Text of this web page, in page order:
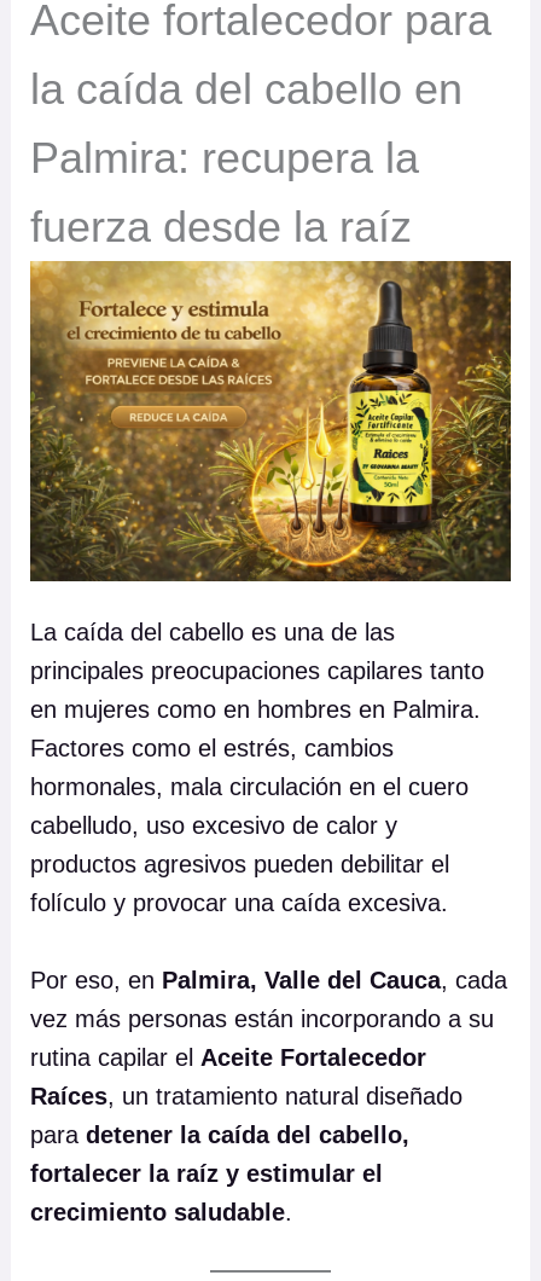
Aceite fortalecedor para
la caída del cabello en
Palmira: recupera la
fuerza desde la raíz
La caída del cabello es una de las
principales preocupaciones capilares tanto
en mujeres como en hombres en Palmira.
Factores como el estrés, cambios
hormonales, mala circulación en el cuero
cabelludo, uso excesivo de calor y
productos agresivos pueden debilitar el
folículo y provocar una caída excesiva.
Por eso, en Palmira, Valle del Cauca, cada
vez más personas están incorporando a su
rutina capilar el Aceite Fortalecedor
Raíces, un tratamiento natural diseñado
paradetener la caída del cabello,
fortalecer la raíz y estimular el
crecimiento saludable.